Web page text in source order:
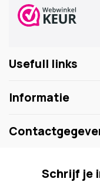
Usefull links
Informatie
Schrijf je